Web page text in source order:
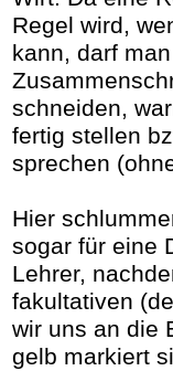
Regel wird,
kann, darf
schneiden,
fertig stellen
sprechen
Hier
sogar für eine
Lehrer,
fakultativen
wir uns an die
gelb markiert